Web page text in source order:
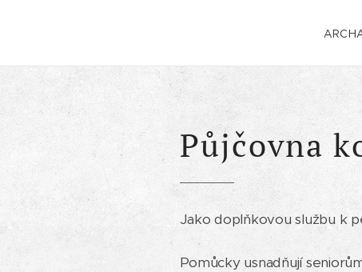
Půjčovna
Jako doplňkovou službu k
Pomůcky usnadňují